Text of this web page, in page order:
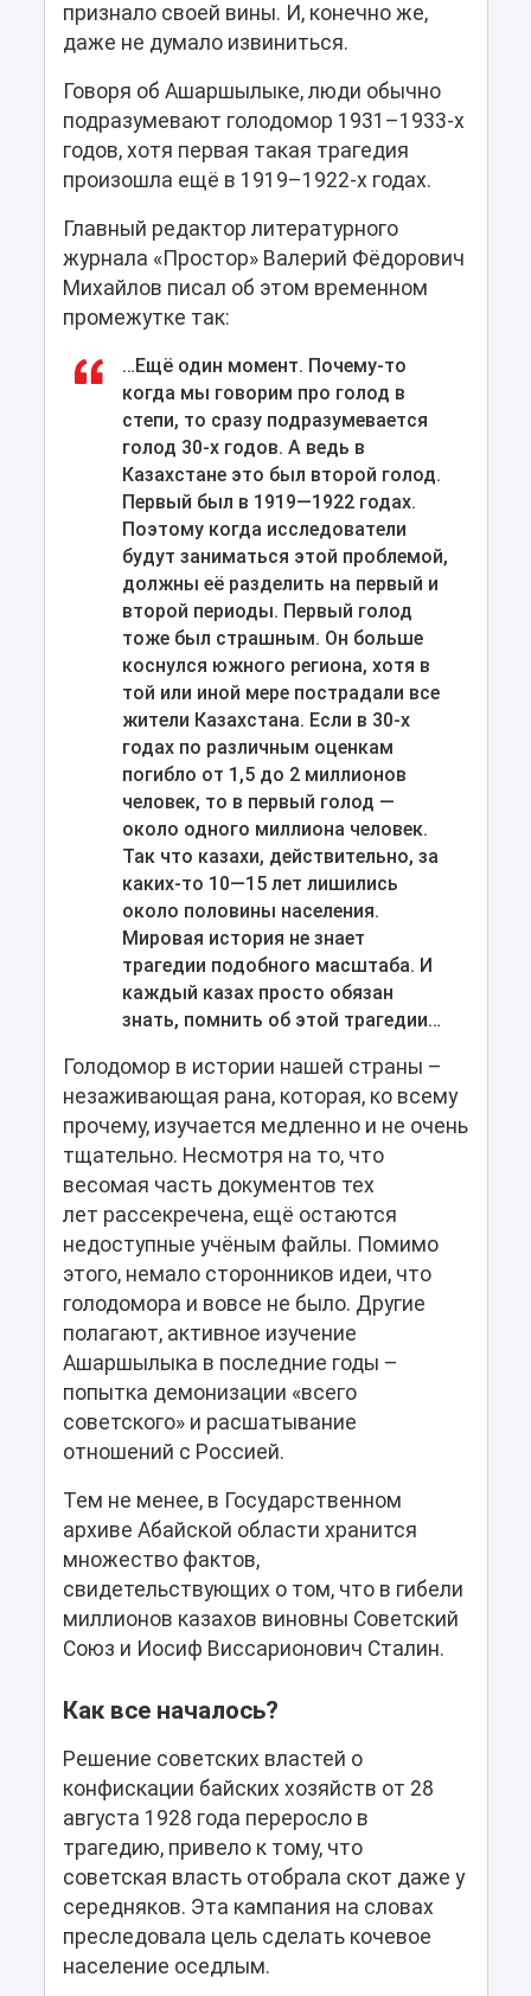
признало своей вины. И, конечно же,
даже не думало извиниться.
Говоря об Ашаршылыке, люди обычно
подразумевают голодомор 1931–1933-х
годов, хотя первая такая трагедия
произошла ещё в 1919–1922-х годах.
Главный редактор литературного
журнала «Простор» Валерий Фёдорович
Михайлов писал об этом временном
промежутке так:
…Ещё один момент. Почему-то
когда мы говорим про голод в
степи, то сразу подразумевается
голод 30-х годов. А ведь в
Казахстане это был второй голод.
Первый был в 1919—1922 годах.
Поэтому когда исследователи
будут заниматься этой проблемой,
должны её разделить на первый и
второй периоды. Первый голод
тоже был страшным. Он больше
коснулся южного региона, хотя в
той или иной мере пострадали все
жители Казахстана. Если в 30-х
годах по различным оценкам
погибло от 1,5 до 2 миллионов
человек, то в первый голод —
около одного миллиона человек.
Так что казахи, действительно, за
каких-то 10—15 лет лишились
около половины населения.
Мировая история не знает
трагедии подобного масштаба. И
каждый казах просто обязан
знать, помнить об этой трагедии…
Голодомор в истории нашей страны –
незаживающая рана, которая, ко всему
прочему, изучается медленно и не очень
тщательно. Несмотря на то, что
весомая часть документов тех
лет рассекречена, ещё остаются
недоступные учёным файлы. Помимо
этого, немало сторонников идеи, что
голодомора и вовсе не было. Другие
полагают, активное изучение
Ашаршылыка в последние годы –
попытка демонизации «всего
советского» и расшатывание
отношений с Россией.
Тем не менее, в Государственном
архиве Абайской области хранится
множество фактов,
свидетельствующих о том, что в гибели
миллионов казахов виновны Советский
Союз и Иосиф Виссарионович Сталин.
Как все началось?
Решение советских властей о
конфискации байских хозяйств от 28
августа 1928 года переросло в
трагедию, привело к тому, что
советская власть отобрала скот даже у
середняков. Эта кампания на словах
преследовала цель сделать кочевое
население оседлым.